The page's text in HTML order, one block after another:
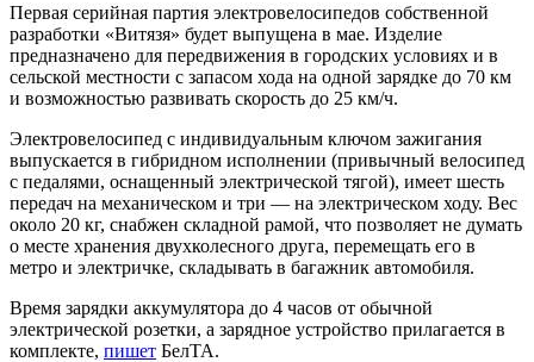
Первая серийная партия электровелосипедов собственной
разработки «Витязя» будет выпущена в мае. Изделие
предназначено для передвижения в городских условиях и в
сельской местности с запасом хода на одной зарядке до 70 км
и возможностью развивать скорость до 25 км/ч.
Электровелосипед с индивидуальным ключом зажигания
выпускается в гибридном исполнении (привычный велосипед
с педалями, оснащенный электрической тягой), имеет шесть
передач на механическом и три — на электрическом ходу. Вес
около 20 кг, снабжен складной рамой, что позволяет не думать
о месте хранения двухколесного друга, перемещать его в
метро и электричке, складывать в багажник автомобиля.
Время зарядки аккумулятора до 4 часов от обычной
электрической розетки, а зарядное устройство прилагается в
комплекте, пишет БелТА.